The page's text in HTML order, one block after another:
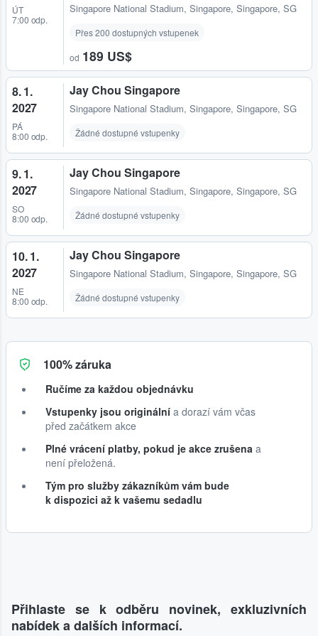
ÚT
7:00 odp.
Singapore National Stadium, Singapore, Singapore, SG
Přes 200 dostupných vstupenek
od 189 US$
8. 1.
2027
PÁ
8:00 odp.
Jay Chou Singapore
Singapore National Stadium, Singapore, Singapore, SG
Žádné dostupné vstupenky
9. 1.
2027
SO
8:00 odp.
Jay Chou Singapore
Singapore National Stadium, Singapore, Singapore, SG
Žádné dostupné vstupenky
10. 1.
2027
NE
8:00 odp.
Jay Chou Singapore
Singapore National Stadium, Singapore, Singapore, SG
Žádné dostupné vstupenky
100% záruka
Ručíme za každou objednávku
Vstupenky jsou originální a dorazí vám včas
před začátkem akce
Plné vrácení platby, pokud je akce zrušena a
není přeložená.
Tým pro služby zákazníkům vám bude
k dispozici až k vašemu sedadlu
Přihlaste se k odběru novinek, exkluzivních
nabídek a dalších informací.